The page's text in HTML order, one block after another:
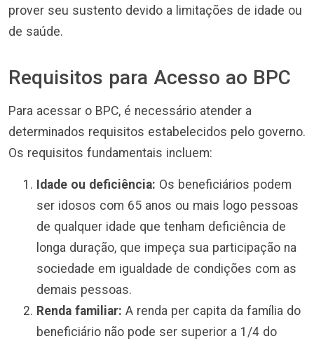
prover seu sustento devido a limitações de idade ou
de saúde.
Requisitos para Acesso ao BPC
Para acessar o BPC, é necessário atender a
determinados requisitos estabelecidos pelo governo.
Os requisitos fundamentais incluem:
Idade ou deficiência: Os beneficiários podem
ser idosos com 65 anos ou mais logo pessoas
de qualquer idade que tenham deficiência de
longa duração, que impeça sua participação na
sociedade em igualdade de condições com as
demais pessoas.
Renda familiar: A renda per capita da família do
beneficiário não pode ser superior a 1/4 do